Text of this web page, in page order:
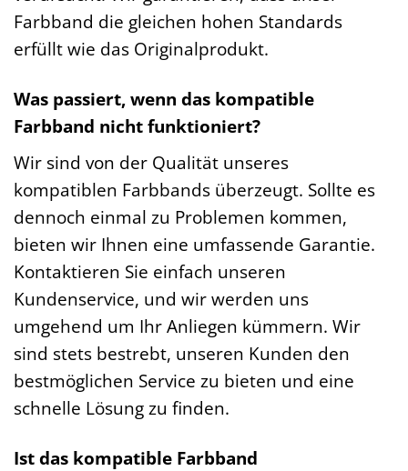
Farbband die gleichen hohen Standards
erfüllt wie das Originalprodukt.
Was passiert, wenn das kompatible
Farbband nicht funktioniert?
Wir sind von der Qualität unseres
kompatiblen Farbbands überzeugt. Sollte es
dennoch einmal zu Problemen kommen,
bieten wir Ihnen eine umfassende Garantie.
Kontaktieren Sie einfach unseren
Kundenservice, und wir werden uns
umgehend um Ihr Anliegen kümmern. Wir
sind stets bestrebt, unseren Kunden den
bestmöglichen Service zu bieten und eine
schnelle Lösung zu finden.
Ist das kompatible Farbband